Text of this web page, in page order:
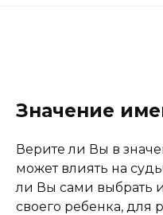
Значение
Верите ли Вы в
может влиять на
ли Вы сами выбрать
своего ребенка, для